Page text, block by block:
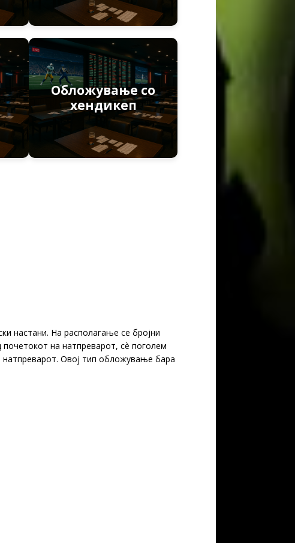
Обложување со
хендикеп
настани. На располагање се бројни
на натпреварот, сѐ поголем
Овој тип обложување бара